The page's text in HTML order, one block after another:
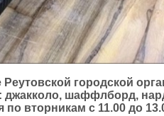
городской
джакколо, шаффлборд,
вторникам с 11.00 до